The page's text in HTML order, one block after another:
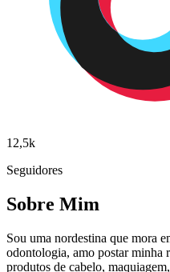
12,5k
Seguidores
Sobre Mim
Sou uma nordestina que mora
odontologia, amo postar minha
produtos de cabelo,